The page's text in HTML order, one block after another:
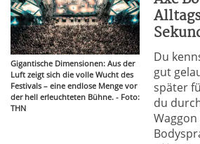
Gigantische Dimensionen: Aus der
Luft zeigt sich die volle Wucht des
Festivals – eine endlose Menge vor
der hell erleuchteten Bühne. - Foto:
THN
Du
gut
später
du